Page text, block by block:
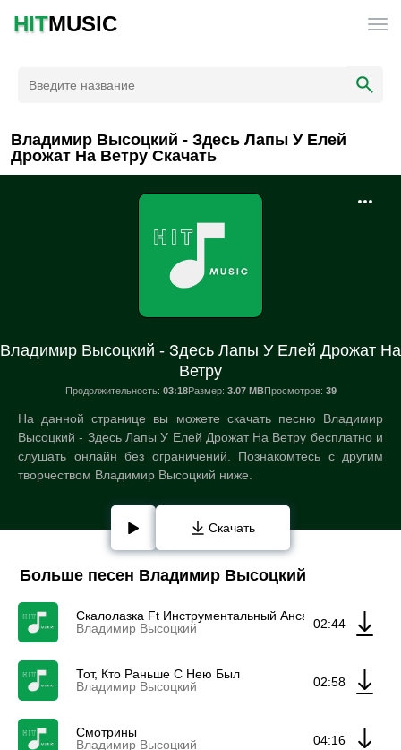
HITMUSIC
Владимир Высоцкий - Здесь Лапы У Елей
Дрожат На Ветру Скачать
Владимир Высоцкий - Здесь Лапы У Елей Дрожат На
Ветру
Продолжительность: 03:18Размер: 3.07 MBПросмотров: 39
На данной странице вы можете скачать песню Владимир
Высоцкий - Здесь Лапы У Елей Дрожат На Ветру бесплатно и
слушать онлайн без ограничений. Познакомтесь с другим
творчеством Владимир Высоцкий ниже.
Скачать
Больше песен Владимир Высоцкий
Скалолазка Ft Инструментальный Ансамбль
Владимир Высоцкий
02:44
Тот, Кто Раньше С Нею Был
Владимир Высоцкий
02:58
Смотрины
Владимир Высоцкий
04:16